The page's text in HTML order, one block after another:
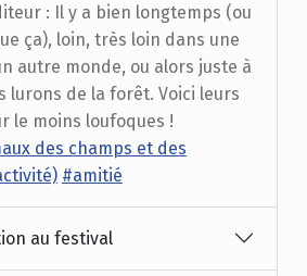
: Il y a bien longtemps (ou
ça), loin, très loin dans une
autre monde, ou alors juste à
lurons de la forêt. Voici leurs
le moins loufoques !
des champs et des
#amitié
au festival